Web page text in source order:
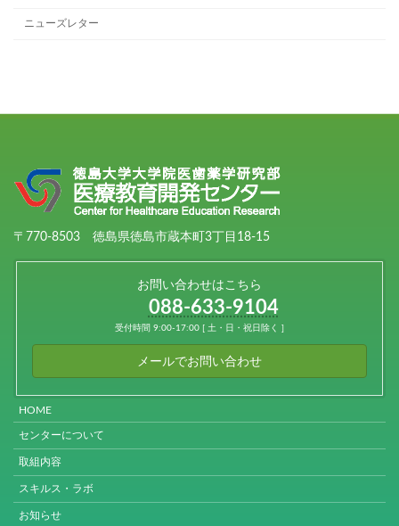
ニューズレター
〒770-8503 徳島県徳島市蔵本町3丁目18-15
お問い合わせはこちら
088-633-9104
受付時間 9:00-17:00 [ 土・日・祝日除く ]
メールでお問い合わせ
HOME
センターについて
取組内容
スキルス・ラボ
お知らせ